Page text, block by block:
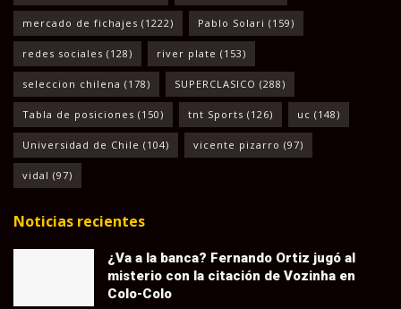
mercado de fichajes (1222) Pablo Solari (159)
redes sociales (128) river plate (153)
seleccion chilena (178) SUPERCLASICO (288)
Tabla de posiciones (150) tnt Sports (126) uc (148)
Universidad de Chile (104) vicente pizarro (97)
vidal (97)
Noticias recientes
¿Va a la banca? Fernando Ortiz jugó al
misterio con la citación de Vozinha en
Colo-Colo